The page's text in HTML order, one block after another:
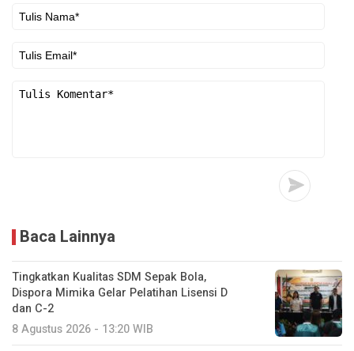
Baca Lainnya
Tingkatkan Kualitas SDM Sepak Bola,
Dispora Mimika Gelar Pelatihan Lisensi D
dan C-2
8 Agustus 2026 - 13:20 WIB